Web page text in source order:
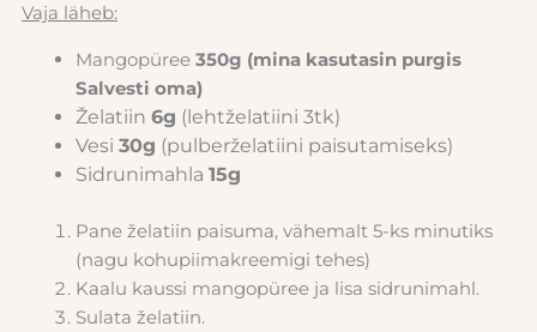
Vaja läheb:
Mangopüree350g (mina kasutasin purgis
Salvesti oma)
Želatiin6g (lehtželatiini 3tk)
Vesi30g (pulberželatiini paisutamiseks)
Sidrunimahla15g
Pane želatiin paisuma, vähemalt 5-ks minutiks
(nagu kohupiimakreemigi tehes)
Kaalu kaussi mangopüree ja lisa sidrunimahl.
Sulata želatiin.